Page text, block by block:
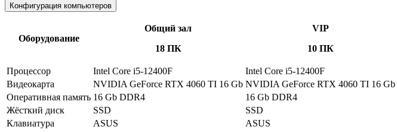
Конфигурация компьютеров
Оборудование
Общий зал
18 ПК
VIP
10 ПК
Процессор Intel Core i5-12400F
Intel Core i5-12400F
Видеокарта
NVIDIA GeForce RTX 4060 TI 16 Gb NVIDIA GeForce RTX 4060 TI 16 Gb
Оперативная память 16 Gb DDR4
16 Gb DDR4
Жёсткий диск
SSD
SSD
Клавиатура
ASUS
ASUS